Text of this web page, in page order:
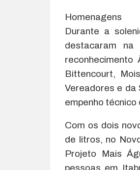
Homenagens
Durante a
destacaram
Bittencourt,
Vereadores e da
empenho técnico
Com os dois
de litros, no
Projeto Mais